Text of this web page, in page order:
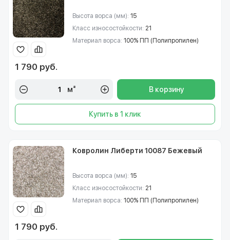
Высота ворса (мм): 15
Класс износостойкости: 21
Материал ворса: 100% ПП (Полипропилен)
1 790 руб.
м² В корзину
Купить в 1 клик
Ковролин Либерти 10087 Бежевый
Высота ворса (мм): 15
Класс износостойкости: 21
Материал ворса: 100% ПП (Полипропилен)
1 790 руб.